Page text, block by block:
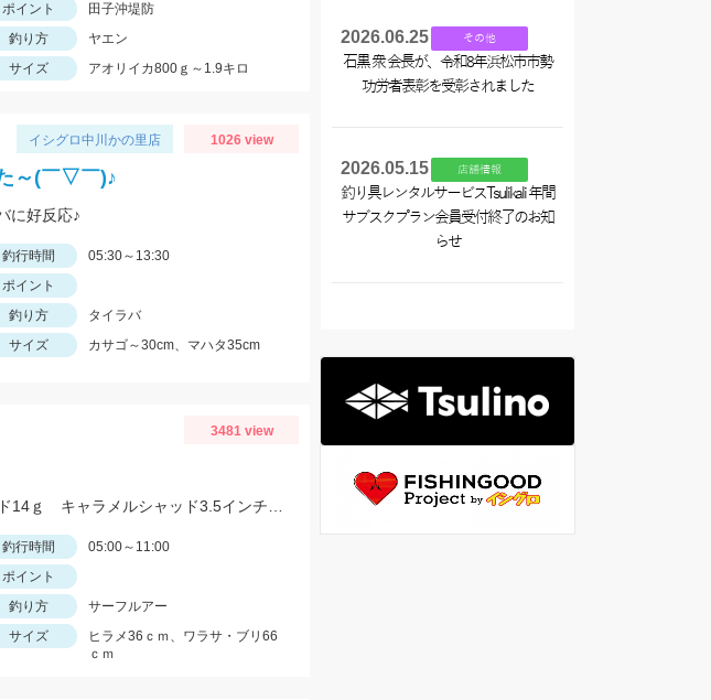
ポイント
田子沖堤防
釣り方
ヤエン
サイズ アオリイカ800ｇ～1.9キロ
イシグロ中川かの里店 1026 view
～(￣▽￣)♪
に好反応♪
釣行時間
05:30～13:30
ポイント
釣り方
タイラバ
サイズ カサゴ～30cm、マハタ35cm
3481 view
釣行時間
05:00～11:00
ポイント
釣り方
サーフルアー
サイズ
ヒラメ36ｃｍ、ワラサ・ブリ66
ｃｍ
2026.06.25 その他
石黒 衆 会長が、令和8年浜松市市勢
功労者表彰を受彰されました
2026.05.15 店舗情報
釣り具レンタルサービスTsulikali 年間
サブスクプラン会員受付終了のお知
らせ